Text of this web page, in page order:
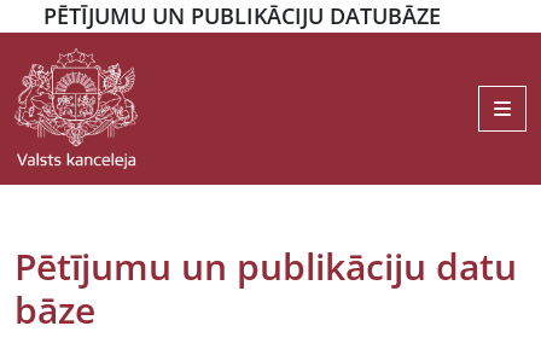
PĒTĪJUMU UN PUBLIKĀCIJU DATUBĀZE
Pētījumu un publikāciju datu
bāze